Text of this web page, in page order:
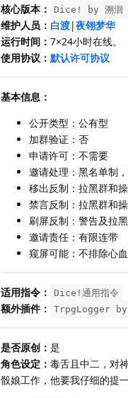
核心版本：
Dice! by 溯洄
维护人员： 白渡|夜翎梦华
运行时间： 7×24小时在线。
使用协议： 默认许可协议
基本信息：
公开类型：公有型
加群验证：否
申请许可：不需要
邀请处理：黑名单制
移出反制：拉黑群和
禁言反制：拉黑群和
刷屏反制：警告及拉
邀请责任：有限连带
窥屏可能：不排除心
适用指令： Dice!通用指令
额外插件： TrpgLogger
是否原创： 是
角色设定： 毒舌且中二，对
骰娘工作，他要我仔细的提